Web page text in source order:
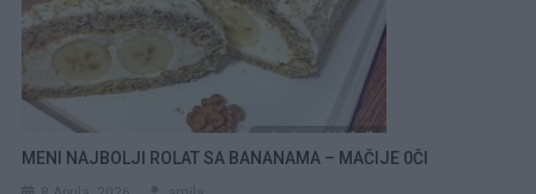
MENI NAJBOLJI ROLAT SA BANANAMA – MAČIJE 0ČI